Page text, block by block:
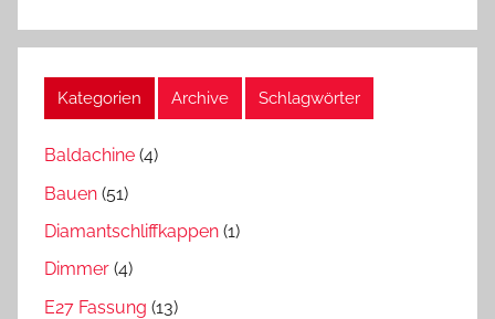
Kategorien Archive Schlagwörter
Baldachine (4)
Bauen (51)
Diamantschliffkappen (1)
Dimmer (4)
E27 Fassung (13)